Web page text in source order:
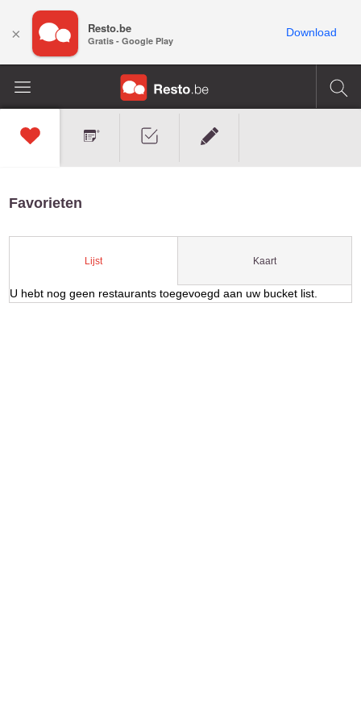
Favorieten
Lijst Kaart
U hebt nog geen restaurants toegevoegd aan uw bucket list.
× Resto.be
Gratis - Google Play
Download